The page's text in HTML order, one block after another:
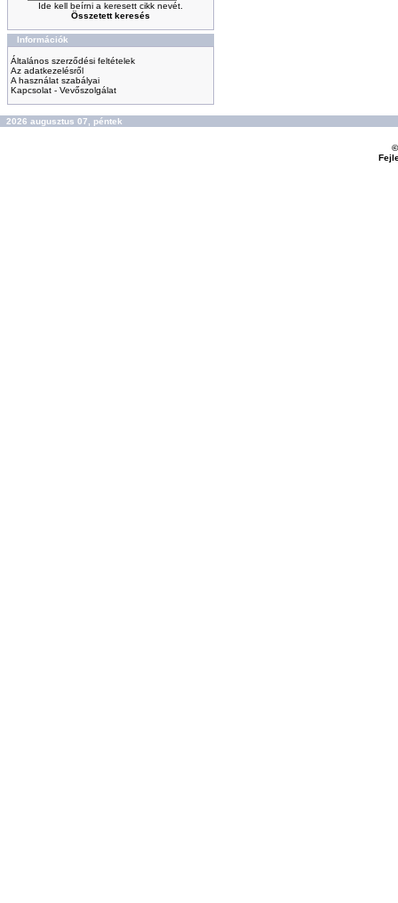
Ide kell beírni a keresett cikk nevét.
Összetett keresés
Információk
Általános szerződési feltételek
Az adatkezelésről
A használat szabályai
Kapcsolat - Vevőszolgálat
2026 augusztus 07, péntek